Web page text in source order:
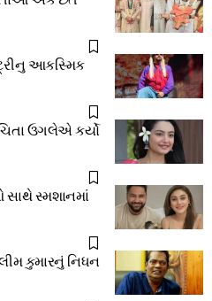
આકસ્મિક
ઉગલેએ કર્યો
સ્મશાનમાં
કુમારનું નિધન